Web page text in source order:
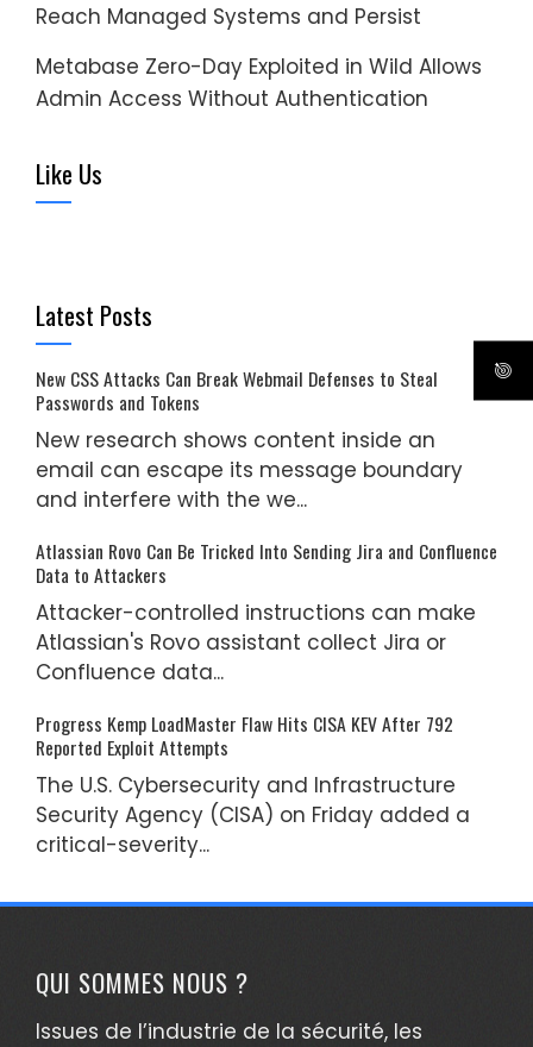
Reach Managed Systems and Persist
Metabase Zero-Day Exploited in Wild Allows
Admin Access Without Authentication
Like Us
Latest Posts
New CSS Attacks Can Break Webmail Defenses to Steal
Passwords and Tokens
New research shows content inside an
email can escape its message boundary
and interfere with the we...
Atlassian Rovo Can Be Tricked Into Sending Jira and Confluence
Data to Attackers
Attacker-controlled instructions can make
Atlassian's Rovo assistant collect Jira or
Confluence data...
Progress Kemp LoadMaster Flaw Hits CISA KEV After 792
Reported Exploit Attempts
The U.S. Cybersecurity and Infrastructure
Security Agency (CISA) on Friday added a
critical-severity...
QUI SOMMES NOUS ?
Issues de l’industrie de la sécurité, les